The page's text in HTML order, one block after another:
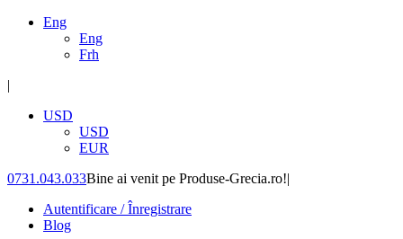
Eng
Eng
Frh
|
USD
USD
EUR
0731.043.033Bine ai venit pe Produse-Grecia.ro!|
Autentificare / Înregistrare
Blog